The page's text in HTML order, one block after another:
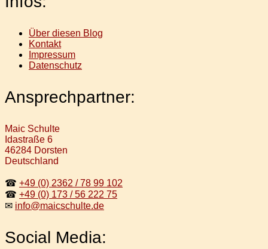
Über diesen Blog
Kontakt
Impressum
Datenschutz
Ansprechpartner:
Maic Schulte
Idastraße 6
46284 Dorsten
Deutschland
☎ +49 (0) 2362 / 78 99 102
☎ +49 (0) 173 / 56 222 75
✉ info@maicschulte.de
Social Media: